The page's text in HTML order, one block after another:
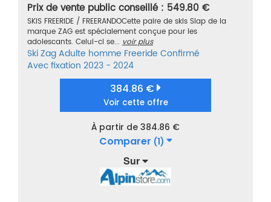
Prix de vente public conseillé : 549.80 €
SKIS FREERIDE / FREERANDOCette paire de skis Slap de la
marque ZAG est spécialement conçue pour les
adolescants. Celui-ci se... voir plus
SkiZagAdulte homme Freeride Confirmé
Avec fixation 2023 - 2024
384.86 €
Voir cette offre
À partir de 384.86 €
Comparer (1)
Sur